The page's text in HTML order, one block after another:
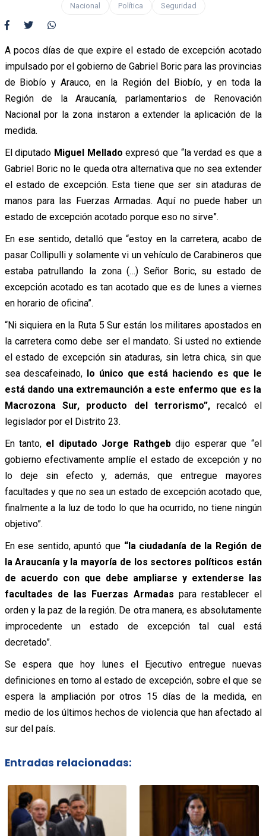
Nacional Política Seguridad
A pocos días de que expire el estado de excepción acotado
impulsado por el gobierno de Gabriel Boric para las provincias
de Biobío y Arauco, en la Región del Biobío, y en toda la
Región de la Araucanía, parlamentarios de Renovación
Nacional por la zona instaron a extender la aplicación de la
medida.
El diputado Miguel Mellado expresó que “la verdad es que a
Gabriel Boric no le queda otra alternativa que no sea extender
el estado de excepción. Esta tiene que ser sin ataduras de
manos para las Fuerzas Armadas. Aquí no puede haber un
estado de excepción acotado porque eso no sirve”.
En ese sentido, detalló que “estoy en la carretera, acabo de
pasar Collipulli y solamente vi un vehículo de Carabineros que
estaba patrullando la zona (…) Señor Boric, su estado de
excepción acotado es tan acotado que es de lunes a viernes
en horario de oficina”.
“Ni siquiera en la Ruta 5 Sur están los militares apostados en
la carretera como debe ser el mandato. Si usted no extiende
el estado de excepción sin ataduras, sin letra chica, sin que
sea descafeinado, lo único que está haciendo es que le
está dando una extremaunción a este enfermo que es la
Macrozona Sur, producto del terrorismo”,recalcó el
legislador por el Distrito 23.
En tanto, el diputado Jorge Rathgebdijo esperar que “el
gobierno efectivamente amplíe el estado de excepción y no
lo deje sin efecto y, además, que entregue mayores
facultades y que no sea un estado de excepción acotado que,
finalmente a la luz de todo lo que ha ocurrido, no tiene ningún
objetivo”.
En ese sentido, apuntó que “la ciudadanía de la Región de
la Araucanía y la mayoría de los sectores políticos están
de acuerdo con que debe ampliarse y extenderse las
facultades de las Fuerzas Armadas para restablecer el
orden y la paz de la región. De otra manera, es absolutamente
improcedente un estado de excepción tal cual está
decretado”.
Se espera que hoy lunes el Ejecutivo entregue nuevas
definiciones en torno al estado de excepción, sobre el que se
espera la ampliación por otros 15 días de la medida, en
medio de los últimos hechos de violencia que han afectado al
sur del país.
Entradas relacionadas: